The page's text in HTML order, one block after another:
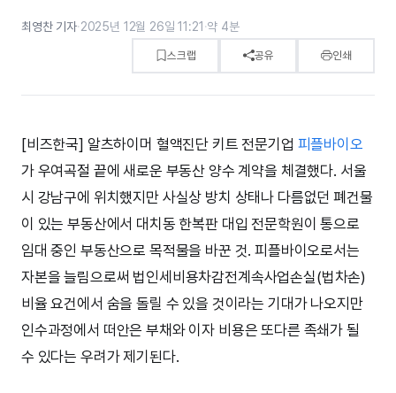
최영찬 기자·2025년 12월 26일 11:21 ·약 4분
스크랩 공유 인쇄
[비즈한국] 알츠하이머 혈액진단 키트 전문기업 피플바이오
가 우여곡절 끝에 새로운 부동산 양수 계약을 체결했다. 서울
시 강남구에 위치했지만 사실상 방치 상태나 다름없던 폐건물
이 있는 부동산에서 대치동 한복판 대입 전문학원이 통으로
임대 중인 부동산으로 목적물을 바꾼 것. 피플바이오로서는
자본을 늘림으로써 법인세비용차감전계속사업손실(법차손)
비율 요건에서 숨을 돌릴 수 있을 것이라는 기대가 나오지만
인수과정에서 떠안은 부채와 이자 비용은 또다른 족쇄가 될
수 있다는 우려가 제기된다.